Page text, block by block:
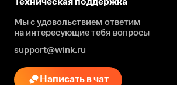
Мы с удовольствием ответим
на интересующиетебя вопросы
support@wink.ru
Написать в чат